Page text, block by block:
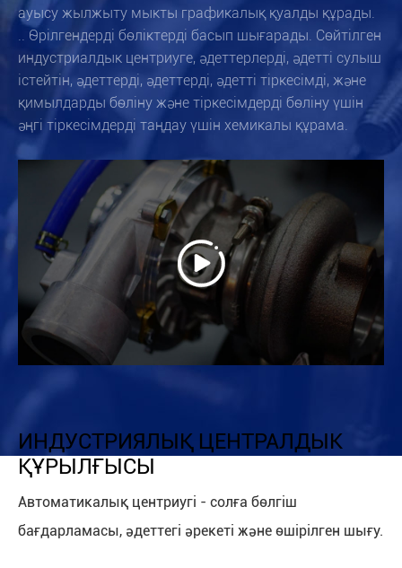
ауысу жылжыту мыкты графикалық қуалды құрады.
.. Өрілгендерді бөліктерді басып шығарады. Сөйтілген
индустриалдык центриуге, әдеттерлерді, әдетті сулыш
істейтін, әдеттерді, әдеттерді, әдетті тіркесімді, және
қимылдарды бөліну және тіркесімдерді бөліну үшін
әңгі тіркесімдерді таңдау үшін хемикалы құрама.

ИНДУСТРИЯЛЫҚ ЦЕНТРАЛДЫК
ҚҰРЫЛҒЫСЫ
Автоматикалық центриугі - солға бөлгіш
бағдарламасы, әдеттегі әрекеті және өшірілген шығу.